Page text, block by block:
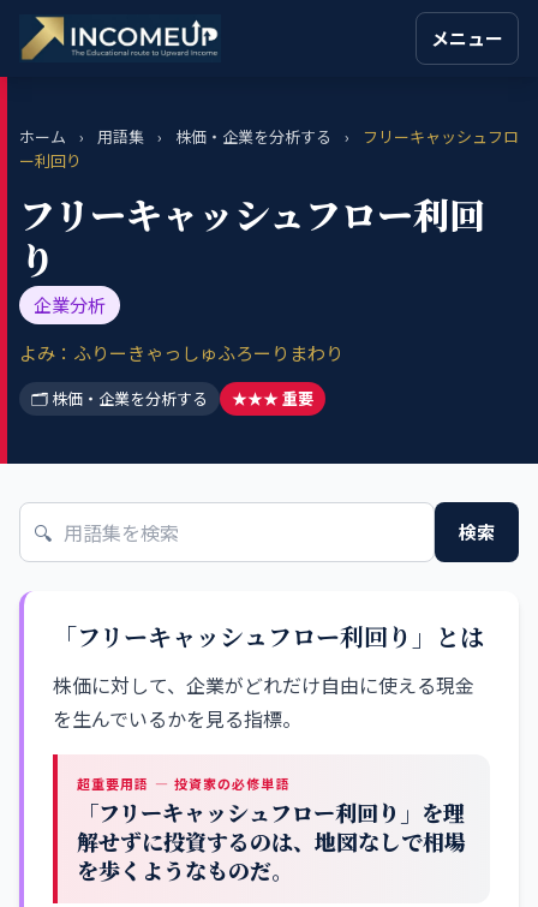
メニュー
ホーム › 用語集 › 株価・企業を分析する ›
フリーキャッシュフロ
ー利回り
フリーキャッシュフロー利回
り
企業分析
よみ：ふりーきゃっしゅふろーりまわり
🗂 株価・企業を分析する ★★★ 重要
🔍 検索
「フリーキャッシュフロー利回り」とは
株価に対して、企業がどれだけ自由に使える現金
を生んでいるかを見る指標。
超重要用語 — 投資家の必修単語
「フリーキャッシュフロー利回り」を理
解せずに投資するのは、地図なしで相場
を歩くようなものだ。